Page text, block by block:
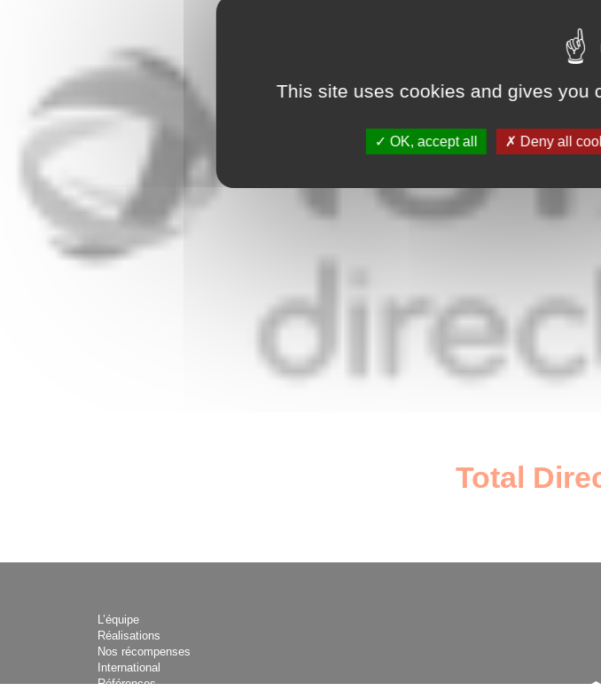
Total
L’équipe
Réalisations
Nos récompenses
International
Références
This site uses cookies and gives you
OK, accept all Deny all